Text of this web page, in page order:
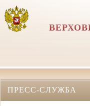
ПРЕСС-СЛУЖБА